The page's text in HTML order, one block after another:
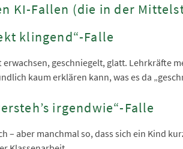
KI-Fallen (die in der
klingend“-Falle
erwachsen, geschniegelt, glatt. Lehrkräfte
kaum erklären kann, was es da
irgendwie“-Falle
– aber manchmal so, dass sich ein Kind